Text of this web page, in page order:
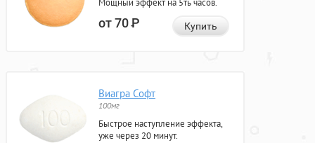
Мощный эффект на 5ть часов.
от 70Р Купить
Виагра Софт
100мг
Быстрое наступление эффекта,
уже через 20 минут.